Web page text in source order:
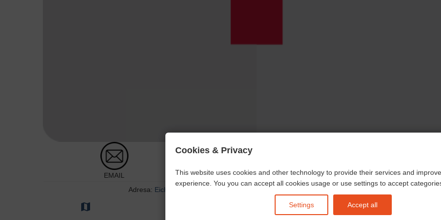
EMAIL WESITE TELEFON
map
Adresa: Eichenwaldstr. 6, 55743 Idar-Oberstein
Cookies & Privacy
This website uses cookies and other technology to provide their services and
experience. You you can accept all cookies usage or use settings to accept
Settings Accept all